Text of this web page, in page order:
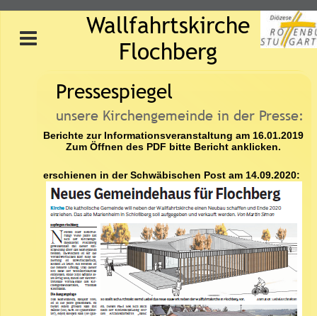
erschienen in der Schwäbischen Post am 14.09.2020:
Berichte zur Informationsveranstaltung am 16.01.2019
Zum Öffnen des PDF bitte Bericht anklicken.
Pressespiegel
unsere Kirchengemeinde in der Presse:
Wallfahrtskirche
Flochberg